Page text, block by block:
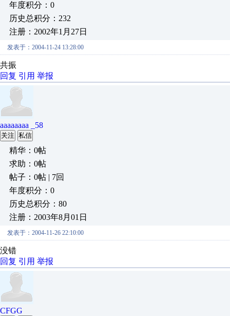
年度积分：0
历史总积分：232
注册：2002年1月27日
发表于：2004-11-24 13:28:00
共振
回复 引用 举报
aaaaaaaa _58
关注 私信
精华：0帖
求助：0帖
帖子：0帖 | 7回
年度积分：0
历史总积分：80
注册：2003年8月01日
发表于：2004-11-26 22:10:00
没错
回复 引用 举报
CFGG